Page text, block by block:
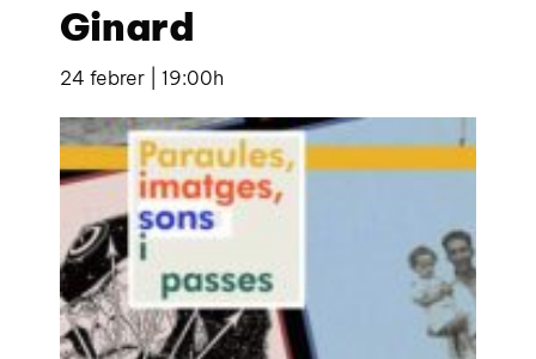
Ginard
24 febrer | 19:00h